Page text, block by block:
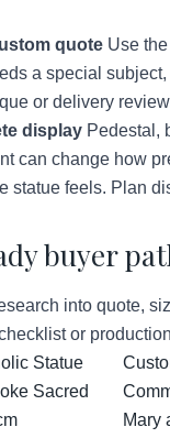
quote Use
a special
or delivery
display Pedestal,
can change how
statue feels. Plan
buyer
into quote,
or
Statue
Sacred
Mary